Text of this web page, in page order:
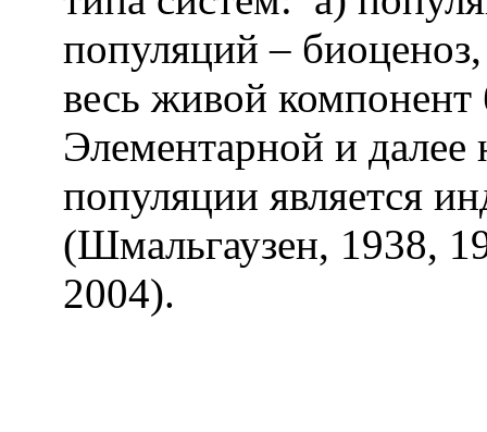
популяций –
весь живой
Элементарной и
популяции является
(Шмальгаузен, 1938,
2004).